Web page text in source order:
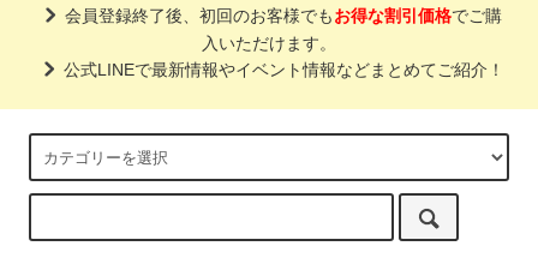
会員登録終了後、初回のお客様でもお得な割引価格でご購
入いただけます。
公式LINEで最新情報やイベント情報などまとめてご紹介！